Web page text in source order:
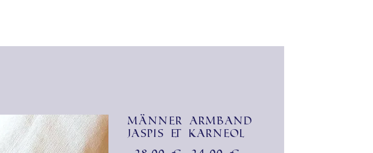
Männer Armband
Jaspis & Karneol